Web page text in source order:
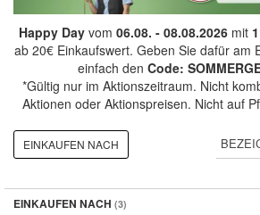
Happy Dayvom 06.08. - 08.08.2026mit
ab 20€ Einkaufswert. Geben Sie dafür am
einfach den Code:
*Gültig nur im Aktionszeitraum. Nicht
Aktionen oder Aktionspreisen. Nicht auf
EINKAUFEN NACH
EINKAUFEN NACH